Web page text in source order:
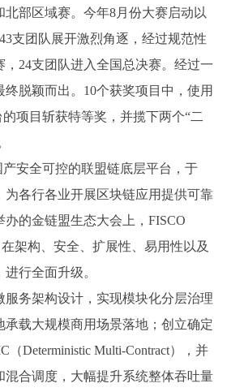
部区域赛。今年8月份大赛启动以
支团队展开激烈角逐，经过规范性
24支团队进入全国总决赛。经过一
终脱颖而出。10个获奖项目中，使用
项目斩获特等奖，并揽下两个“二
产安全可控的联盟链底层平台，于
为各行各业开展区块链应用提供可靠
的金链盟生态大会上，FISCO
架构、安全、扩展性、易用性以及
行全面升级。
服务架构设计，实现模块化分层治理
承载大规模商用场景落地；创立确定
Deterministic Multi-Contract），并
混合调度，大幅提升系统整体吞吐量